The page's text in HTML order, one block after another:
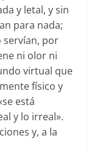
y letal, y sin
para nada;
servían, por
ni olor ni
virtual que
físico y
está
y lo irreal».
y, a la